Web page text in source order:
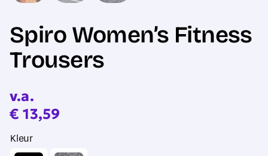
Spiro Women’s Fitness
Trousers
v.a.
€ 13,59
Kleur